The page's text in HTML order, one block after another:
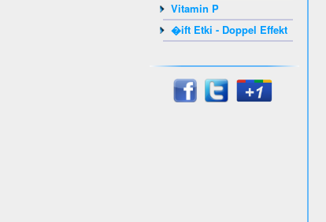
Vitamin P
�ift Etki - Doppel Effekt